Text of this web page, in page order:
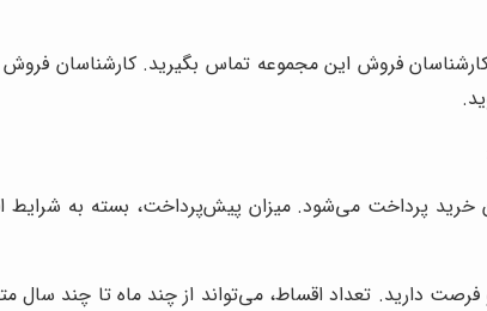
کارشناسان فروش این مجموعه تماس بگیرید. کارشناسان
پرداخت می‌شود. میزان پیش‌پرداخت، بسته به
دارید. تعداد اقساط، می‌تواند از چند ماه تا چند سال